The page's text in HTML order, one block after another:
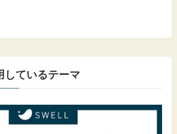
しているテーマ